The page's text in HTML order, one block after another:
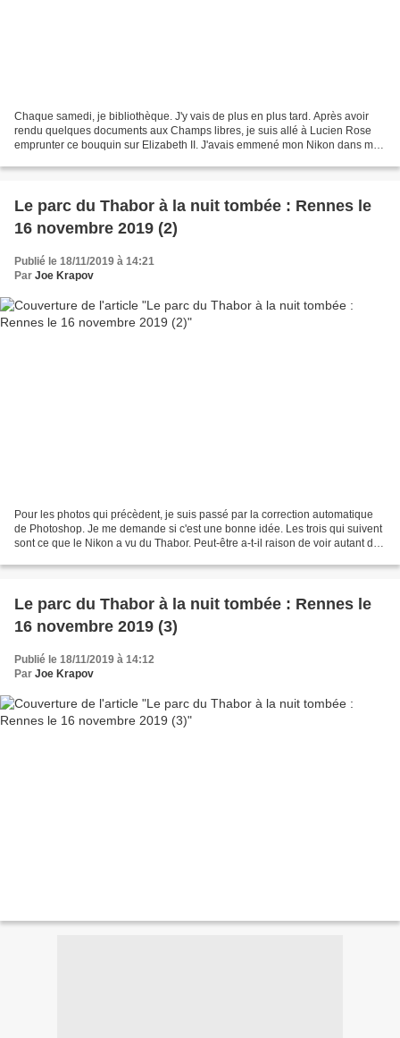
Chaque samedi, je bibliothèque. J'y vais de plus en plus tard. Après avoir
rendu quelques documents aux Champs libres, je suis allé à Lucien Rose
emprunter ce bouquin sur Elizabeth II. J'avais emmené mon Nikon dans mon
Le parc du Thabor à la nuit tombée : Rennes le
16 novembre 2019 (2)
Publié le 18/11/2019 à 14:21
Par Joe Krapov
Pour les photos qui précèdent, je suis passé par la correction automatique
de Photoshop. Je me demande si c'est une bonne idée. Les trois qui suivent
sont ce que le Nikon a vu du Thabor. Peut-être a-t-il raison de voir autant de
Le parc du Thabor à la nuit tombée : Rennes le
16 novembre 2019 (3)
Publié le 18/11/2019 à 14:12
Par Joe Krapov